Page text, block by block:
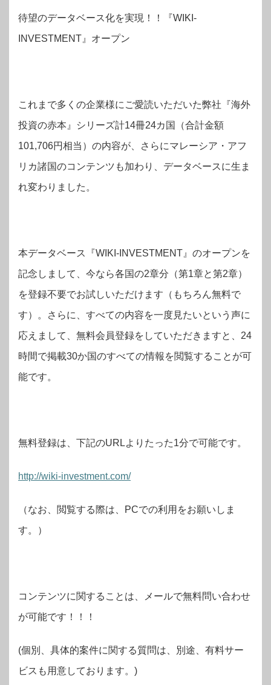
待望のデータベース化を実現！！『WIKI-
INVESTMENT』オープン
これまで多くの企業様にご愛読いただいた弊社『海外
投資の赤本』シリーズ計14冊24カ国（合計金額
101,706円相当）の内容が、さらにマレーシア・アフ
リカ諸国のコンテンツも加わり、データベースに生ま
れ変わりました。
本データベース『WIKI-INVESTMENT』のオープンを
記念しまして、今なら各国の2章分（第1章と第2章）
を登録不要でお試しいただけます（もちろん無料で
す）。さらに、すべての内容を一度見たいという声に
応えまして、無料会員登録をしていただきますと、24
時間で掲載30か国のすべての情報を閲覧することが可
能です。
無料登録は、下記のURLよりたった1分で可能です。
http://wiki-investment.com/
（なお、閲覧する際は、PCでの利用をお願いしま
す。）
コンテンツに関することは、メールで無料問い合わせ
が可能です！！！
(個別、具体的案件に関する質問は、別途、有料サー
ビスも用意しております。)